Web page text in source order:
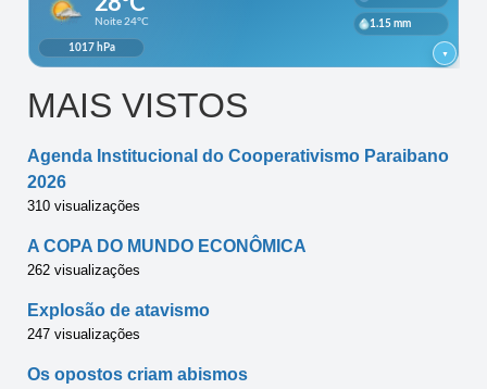
MAIS VISTOS
Agenda Institucional do Cooperativismo Paraibano
2026
310 visualizações
A COPA DO MUNDO ECONÔMICA
262 visualizações
Explosão de atavismo
247 visualizações
Os opostos criam abismos